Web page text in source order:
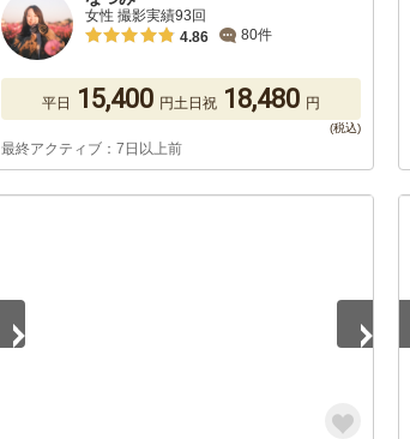
女性 撮影実績93回
4.86
80件
平日 15,400 円土日祝 18,480 円
最終アクティブ：7日以上前